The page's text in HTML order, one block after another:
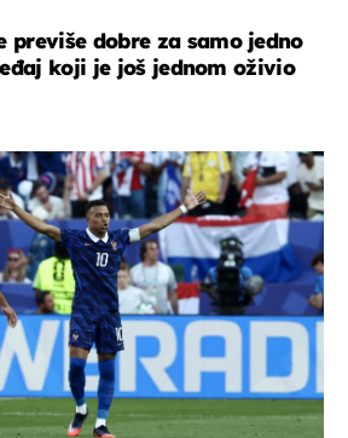
previše dobre za samo jedno
koji je još jednom oživio
2026